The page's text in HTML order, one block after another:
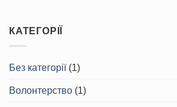
КАТЕГОРІЇ
Без категорії(1)
Волонтерство (1)